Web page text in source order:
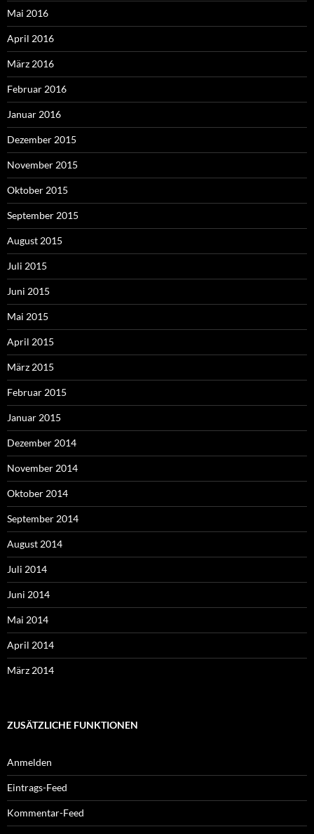
Mai 2016
April 2016
März 2016
Februar 2016
Januar 2016
Dezember 2015
November 2015
Oktober 2015
September 2015
August 2015
Juli 2015
Juni 2015
Mai 2015
April 2015
März 2015
Februar 2015
Januar 2015
Dezember 2014
November 2014
Oktober 2014
September 2014
August 2014
Juli 2014
Juni 2014
Mai 2014
April 2014
März 2014
ZUSÄTZLICHE FUNKTIONEN
Anmelden
Eintrags-Feed
Kommentar-Feed